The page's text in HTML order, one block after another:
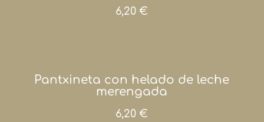
6,20 €
Pantxineta con helado de leche
merengada
6,20 €